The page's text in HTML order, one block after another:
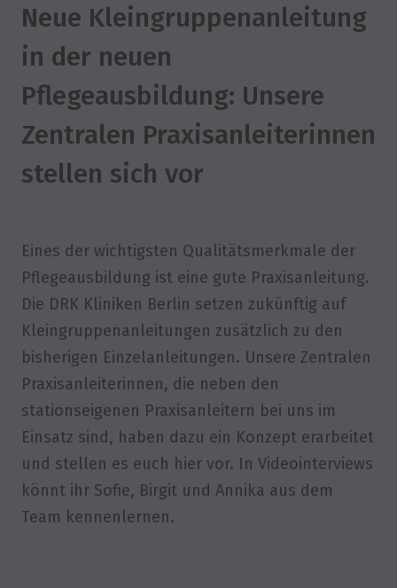
Neue Kleingruppenanleitung
in der neuen
Pflegeausbildung: Unsere
Zentralen Praxisanleiterinnen
stellen sich vor
Eines der wichtigsten Qualitätsmerkmale der
Pflegeausbildung ist eine gute Praxisanleitung.
Die DRK Kliniken Berlin setzen zukünftig auf
Kleingruppenanleitungen zusätzlich zu den
bisherigen Einzelanleitungen. Unsere Zentralen
Praxisanleiterinnen, die neben den
stationseigenen Praxisanleitern bei uns im
Einsatz sind, haben dazu ein Konzept erarbeitet
und stellen es euch hier vor. In Videointerviews
könnt ihr Sofie, Birgit und Annika aus dem
Team kennenlernen.